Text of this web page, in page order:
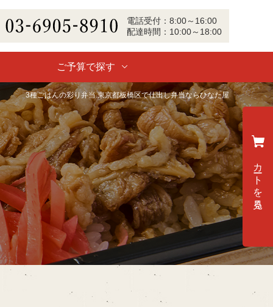
3種ごはんの彩り弁当 東京都板橋区で仕出し弁当ならひなた屋
6905-8910
電話受付 ： 8:00～16:00
配達時間： 10:00～18:00
ご予算で探す
カートを見る